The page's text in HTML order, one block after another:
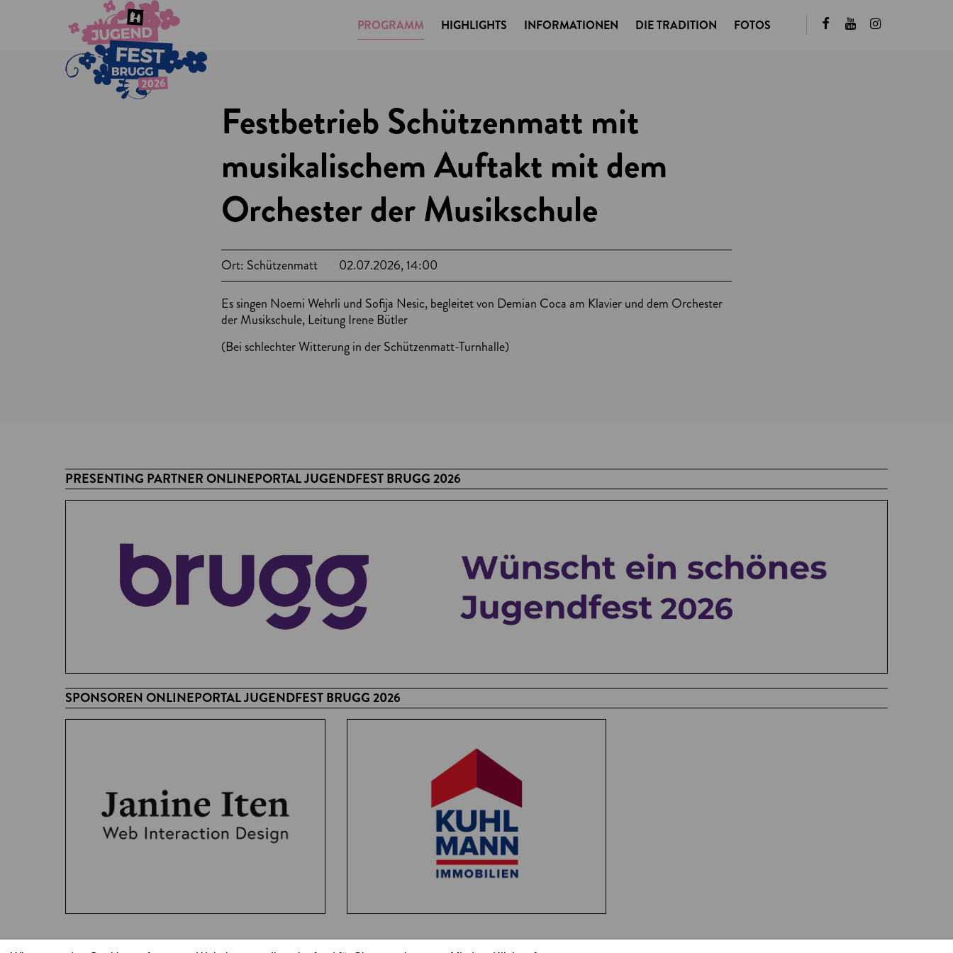
PROGRAMM HIGHLIGHTS INFORMATIONEN DIE TRADITION FOTOS
Festbetrieb Schützenmatt mit
musikalischem Auftakt mit dem
Orchester der Musikschule
02.07.2026, 14:00
Ort: Schützenmatt
Es singen Noemi Wehrli und Sofija Nesic, begleitet von Demian Coca am Klavier und dem Orchester
der Musikschule, Leitung Irene Bütler
(Bei schlechter Witterung in der Schützenmatt-Turnhalle)
PRESENTING PARTNER ONLINEPORTAL JUGENDFEST BRUGG 2026
SPONSOREN ONLINEPORTAL JUGENDFEST BRUGG 2026